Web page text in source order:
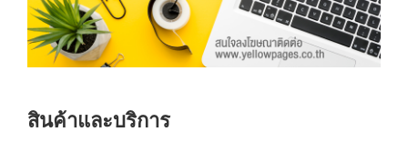
สินค้าและบริการ